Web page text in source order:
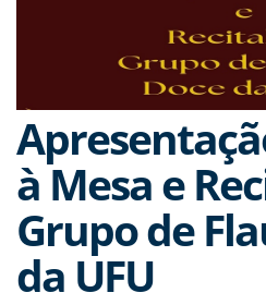
à Mesa e
Grupo de
da UFU